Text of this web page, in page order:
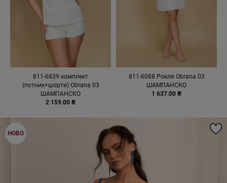
811-6839 комплект
(потник+шорти) Obrana 03
ШАМПАНСКО
2 159.00 ₴
811-6088 Рокля Obrana 03
ШАМПАНСКО
1 637.00 ₴
НОВО